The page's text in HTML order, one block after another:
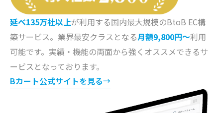
延べ135万社以上が利用する国内最大規模のBtoB EC構
築サービス。業界最安クラスとなる月額9,800円～利用
可能です。実績・機能の両面から強くオススメできるサ
ービスとなっております。
Bカート公式サイトを見る